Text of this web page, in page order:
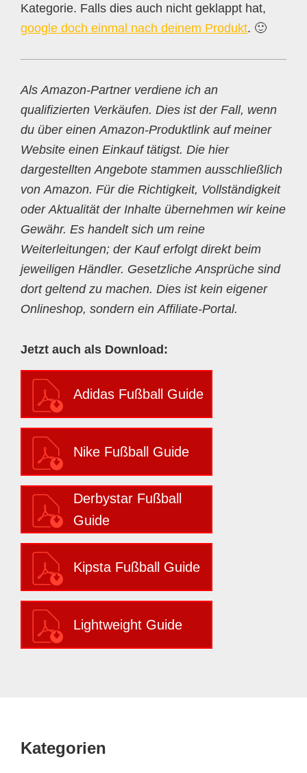
Kategorie. Falls dies auch nicht geklappt hat,
google doch einmal nach deinem Produkt. 🙂
Als Amazon-Partner verdiene ich an
qualifizierten Verkäufen. Dies ist der Fall, wenn
du über einen Amazon-Produktlink auf meiner
Website einen Einkauf tätigst. Die hier
dargestellten Angebote stammen ausschließlich
von Amazon. Für die Richtigkeit, Vollständigkeit
oder Aktualität der Inhalte übernehmen wir keine
Gewähr. Es handelt sich um reine
Weiterleitungen; der Kauf erfolgt direkt beim
jeweiligen Händler. Gesetzliche Ansprüche sind
dort geltend zu machen. Dies ist kein eigener
Onlineshop, sondern ein Affiliate-Portal.
Jetzt auch als Download:
Adidas Fußball Guide
Nike Fußball Guide
Derbystar Fußball
Guide
Kipsta Fußball Guide
Lightweight Guide
Footer
Kategorien